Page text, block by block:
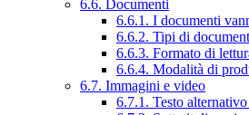
6.6. Documenti
6.6.1. I documenti
6.6.2. Tipi di
6.6.3. Formato di
6.6.4. Modalità di
6.7. Immagini e video
6.7.1. Testo